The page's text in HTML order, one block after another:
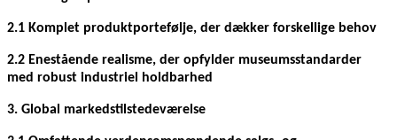
2.1 Komplet produktportefølje, der dækker forskellige behov
2.2 Enestående realisme, der opfylder museumsstandarder
med robust industriel holdbarhed
3. Global markedstilstedeværelse